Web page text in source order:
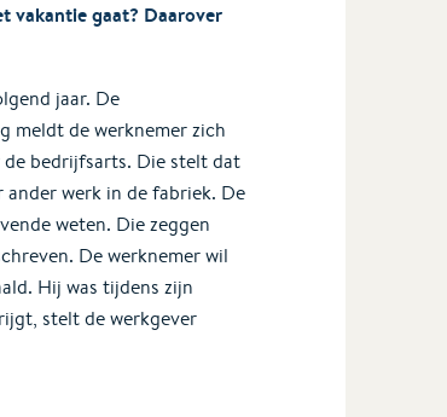
vakantie gaat? Daarover
jaar. De
meldt de werknemer zich
bedrijfsarts. Die stelt dat
werk in de fabriek. De
weten. Die zeggen
De werknemer wil
Hij was tijdens zijn
stelt de werkgever